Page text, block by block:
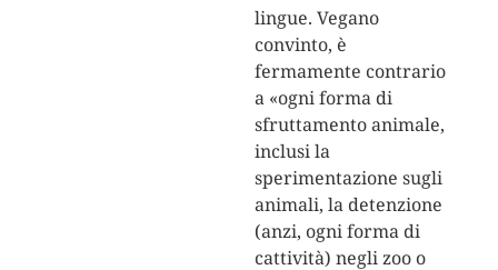
lingue. Vegano
convinto, è
fermamente contrario
a «ogni forma di
sfruttamento animale,
inclusi la
sperimentazione sugli
animali, la detenzione
(anzi, ogni forma di
cattività) negli zoo o